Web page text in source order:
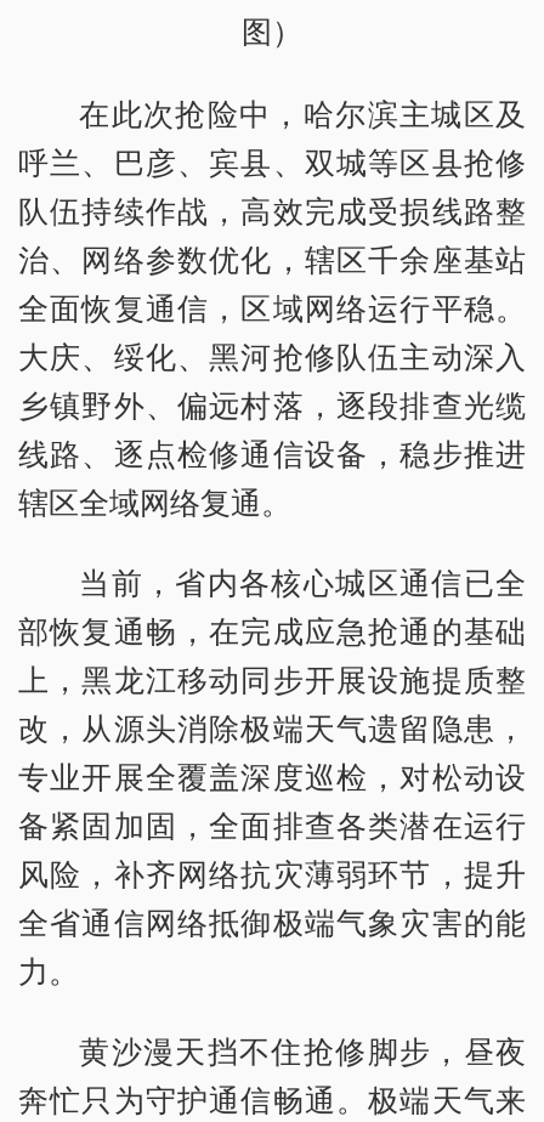
图）
在此次抢险中，哈尔滨主城区及
呼兰、巴彦、宾县、双城等区县抢修
队伍持续作战，高效完成受损线路整
治、网络参数优化，辖区千余座基站
全面恢复通信，区域网络运行平稳。
大庆、绥化、黑河抢修队伍主动深入
乡镇野外、偏远村落，逐段排查光缆
线路、逐点检修通信设备，稳步推进
辖区全域网络复通。
当前，省内各核心城区通信已全
部恢复通畅，在完成应急抢通的基础
上，黑龙江移动同步开展设施提质整
改，从源头消除极端天气遗留隐患，
专业开展全覆盖深度巡检，对松动设
备紧固加固，全面排查各类潜在运行
风险，补齐网络抗灾薄弱环节，提升
全省通信网络抵御极端气象灾害的能
力。
黄沙漫天挡不住抢修脚步，昼夜
奔忙只为守护通信畅通。极端天气来